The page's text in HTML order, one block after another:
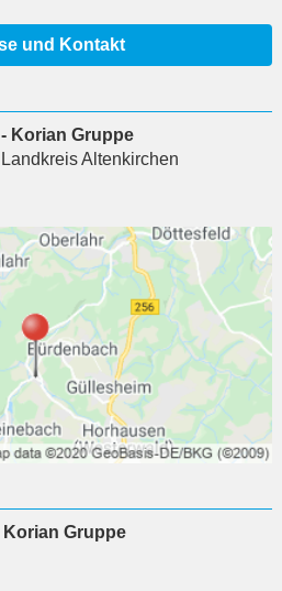
und Kontakt
Korian Gruppe
Landkreis Altenkirchen
Gruppe